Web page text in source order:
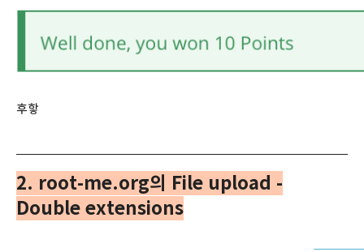
후핳
2. root-me.org의 File upload -
Double extensions